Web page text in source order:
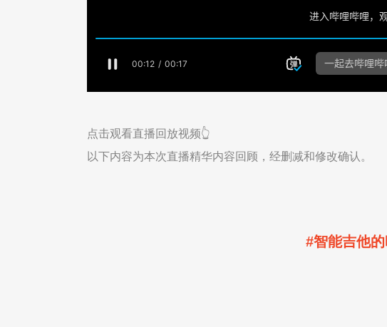
点击观看直播回放视频👆
以下内容为本次直播精华内容回顾，经删减和修改确认。
#智能吉他